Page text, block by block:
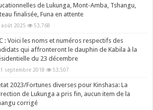
de Lukunga, Mont-Amba, Tshangu,
finalisée, Funa en attente
août 2025 53,768
: Voici les noms et numéros respectifs des
qui affronteront le dauphin de Kabila à la
du 23 décembre
septembre 2018 53,507
2023/Fortunes diverses pour Kinshasa: La
de Lukunga a pris fin, aucun item de la
corrigé